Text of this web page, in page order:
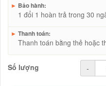
► Bảo hành:
1 đổi 1 hoàn trả trong 30
► Thanh toán:
Thanh toán bằng thẻ hoặc
Số lượng -